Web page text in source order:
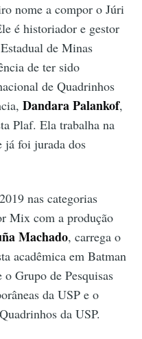
nome a compor o Júri
é historiador e gestor
de Minas
de ter sido
de Quadrinhos
Dandara Palankof,
Plaf. Ela trabalha na
já foi jurada dos
nas categorias
Mix com a produção
Machado, carrega o
acadêmica em Batman
Grupo de Pesquisas
da USP e o
da USP.